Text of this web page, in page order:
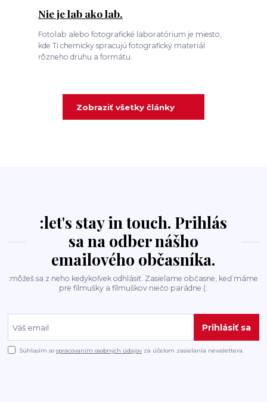
Nie je lab ako lab.
Fotolab alebo fotografické laboratórium je miesto,
kde Ti chemicky spracujú fotografický materiál
rôzneho druhu a formátu.
Zobraziť všetky články
:let's stay in touch. Prihlás
sa na odber nášho
emailového občasníka.
:môžeš sa z neho kedykoľvek odhlásiť. Zasielame občasne, keď máme
pre filmušky a filmuškov niečo parádne (:
Prihlásiť sa
Súhlasím sospracovaním osobných údajov za účelom zasielania newslettera.